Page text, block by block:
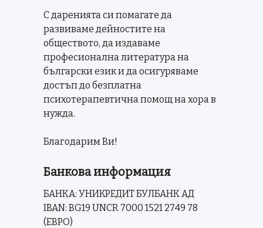
Банкова информация
С даренията си помагате да
развиваме дейностите на
обществото, да издаваме
професионална литература на
български език и да осигуряваме
достъп до безплатна
психотерапевтична помощ на хора в
нужда.
Благодарим Ви!
БАНКА: УНИКРЕДИТ БУЛБАНК АД
IBAN: BG19 UNCR 7000 1521 2749 78
(ЕВРО)